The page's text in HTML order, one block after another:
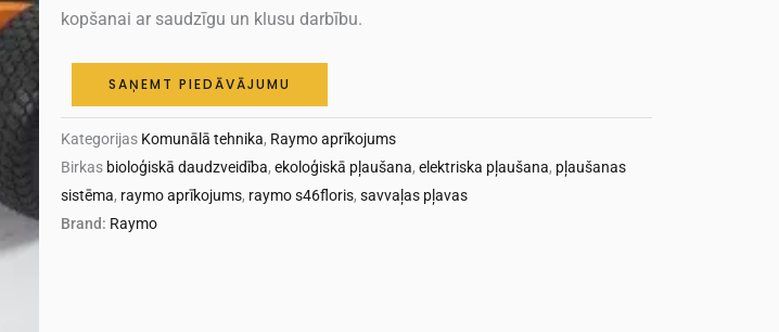
kopšanai ar saudzīgu un klusu darbību.
SAŅEMT PIEDĀVĀJUMU
Kategorijas Komunālā tehnika, Raymo aprīkojums
Birkas bioloģiskā daudzveidība, ekoloģiskā pļaušana, elektriska pļaušana, pļaušanas
sistēma, raymo aprīkojums, raymo s46floris, savvaļas pļavas
Brand: Raymo